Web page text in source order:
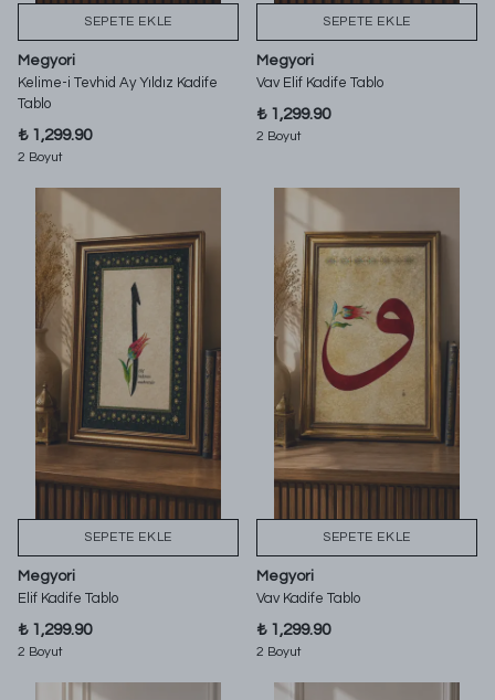
SEPETE EKLE
Megyori
Kelime-i Tevhid Ay Yıldız Kadife
Tablo
₺ 1,299.90
2 Boyut
SEPETE EKLE
Megyori
Vav Elif Kadife Tablo
₺ 1,299.90
2 Boyut
SEPETE EKLE
Megyori
Elif Kadife Tablo
₺ 1,299.90
2 Boyut
SEPETE EKLE
Megyori
Vav Kadife Tablo
₺ 1,299.90
2 Boyut